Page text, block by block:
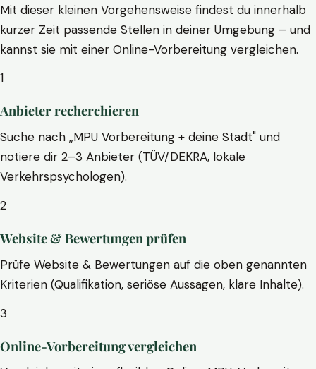
Mit dieser kleinen Vorgehensweise findest du innerhalb
kurzer Zeit passende Stellen in deiner Umgebung – und
kannst sie mit einer Online-Vorbereitung vergleichen.
1
Anbieter recherchieren
Suche nach „MPU Vorbereitung + deine Stadt" und
notiere dir 2–3 Anbieter (TÜV/DEKRA, lokale
Verkehrspsychologen).
2
Website & Bewertungen prüfen
Prüfe Website & Bewertungen auf die oben genannten
Kriterien (Qualifikation, seriöse Aussagen, klare Inhalte).
3
Online-Vorbereitung vergleichen